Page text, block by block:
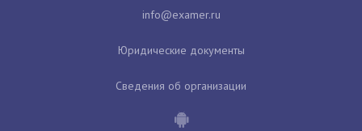
Юридические документы
Сведения об организации